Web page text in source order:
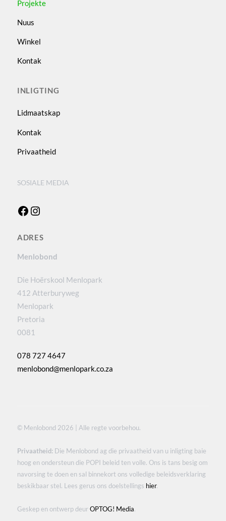
Projekte
Nuus
Winkel
Kontak
INLIGTING
Lidmaatskap
Kontak
Privaatheid
SOSIALE MEDIA
Facebook
Instagram
ADRES
Menlobond
Die Hoërskool Menlopark
412 Atterburyweg
Menlopark
Pretoria
0081
078 727 4647
menlobond@menlopark.co.za
© Menlobond 2026 | Alle regte voorbehou.
Privaatheid:Die Menlobond ag die privaatheid van u inligting baie
hoog en ondersteun die POPI beleid ten volle. Ons is tans besig om
navorsing te doen en sal binnekort ons volledige beleidsverklaring
beskikbaar stel. Lees gerus ons doelstellings hier.
Geskep en ontwerp deurOPTOG! Media.